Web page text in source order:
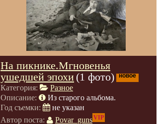
На пикнике.Мгновенья
ушедшей эпохи (1 фото) новое
Категория:
Разное
Описание:
Из старого альбома.
Год съемки:
не указан
Автор поста:
Povar_gunsVIP